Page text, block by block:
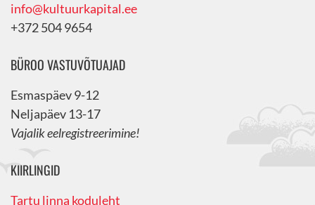
info@kultuurkapital.ee
+372 504 9654
BÜROO VASTUVÕTUAJAD
Esmaspäev 9-12
Neljapäev 13-17
Vajalik eelregistreerimine!
KIIRLINGID
Tartu linna koduleht